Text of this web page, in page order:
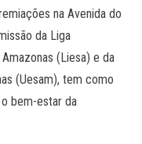
na Avenida do
da Liga
(Liesa) e da
(Uesam), tem como
bem-estar da